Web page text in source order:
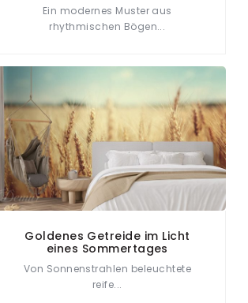
Ein modernes Muster aus
rhythmischen Bögen...
Goldenes Getreide im Licht
eines Sommertages
Von Sonnenstrahlen beleuchtete
reife...